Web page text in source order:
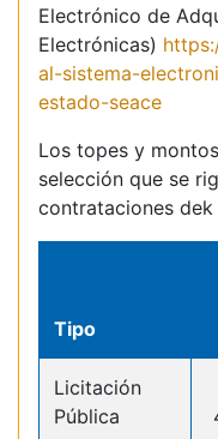
Electrónico de
Electrónicas)
al-sistema-
estado-seace
Los topes y
selección que se
contrataciones
Tipo
Licitación
Pública